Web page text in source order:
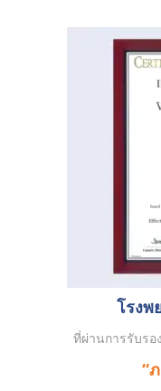
โรงพ
ที่ผ่านการรับรอ
“